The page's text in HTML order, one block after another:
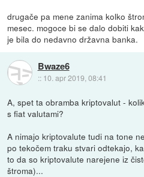
drugače pa mene zanima kolko
mesec. mogoce bi se dalo dobiti
je bila do nedavno državna banka.
Bwaze6
:: 10. apr 2019, 08:41
A, spet ta obramba kriptovalut -
s fiat valutami?
A nimajo kriptovalute tudi na tone
po tekočem traku stvari odtekajo,
to da so kriptovalute narejene iz
štroma)...